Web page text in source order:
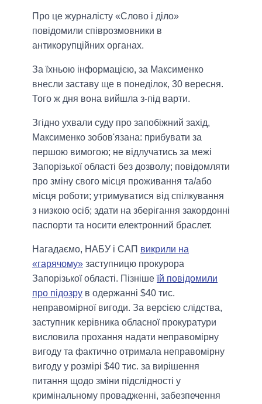
Про це журналісту «Слово і діло»
повідомили співрозмовники в
антикорупційних органах.
За їхньою інформацією, за Максименко
внесли заставу ще в понеділок, 30 вересня.
Того ж дня вона вийшла з-під варти.
Згідно ухвали суду про запобіжний захід,
Максименко зобов'язана: прибувати за
першою вимогою; не відлучатись за межі
Запорізької області без дозволу; повідомляти
про зміну свого місця проживання та/або
місця роботи; утримуватися від спілкування
з низкою осіб; здати на зберігання закордонні
паспорти та носити електронний браслет.
Нагадаємо, НАБУ і САП викрили на
«гарячому» заступницю прокурора
Запорізької області. Пізніше їй повідомили
про підозру в одержанні $40 тис.
неправомірної вигоди. За версією слідства,
заступник керівника обласної прокуратури
висловила прохання надати неправомірну
вигоду та фактично отримала неправомірну
вигоду у розмірі $40 тис. за вирішення
питання щодо зміни підслідності у
кримінальному провадженні, забезпечення